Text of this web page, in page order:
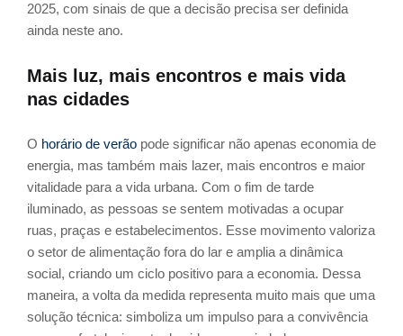
2025, com sinais de que a decisão precisa ser definida
ainda neste ano.
Mais luz, mais encontros e mais vida
nas cidades
O horário de verão pode significar não apenas economia de
energia, mas também mais lazer, mais encontros e maior
vitalidade para a vida urbana. Com o fim de tarde
iluminado, as pessoas se sentem motivadas a ocupar
ruas, praças e estabelecimentos. Esse movimento valoriza
o setor de alimentação fora do lar e amplia a dinâmica
social, criando um ciclo positivo para a economia. Dessa
maneira, a volta da medida representa muito mais que uma
solução técnica: simboliza um impulso para a convivência